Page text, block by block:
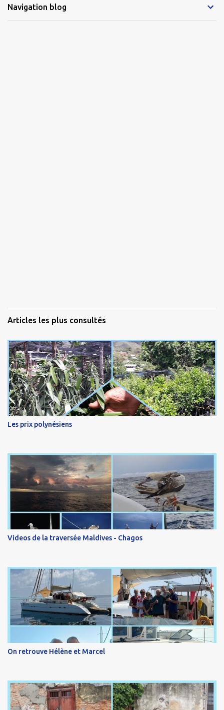
Navigation blog
Articles les plus consultés
Les prix polynésiens
Videos de la traversée Maldives - Chagos
On retrouve Hélène et Marcel